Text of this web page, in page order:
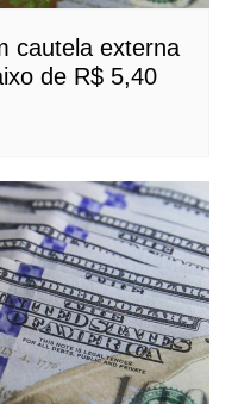
cautela externa
de R$ 5,40